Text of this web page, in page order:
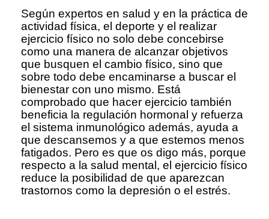
Según expertos en salud y en la práctica de
actividad física, el deporte y el realizar
ejercicio físico no solo debe concebirse
como una manera de alcanzar objetivos
que busquen el cambio físico, sino que
sobre todo debe encaminarse a buscar el
bienestar con uno mismo. Está
comprobado que hacer ejercicio también
beneficia la regulación hormonal y refuerza
el sistema inmunológico además, ayuda a
que descansemos y a que estemos menos
fatigados. Pero es que os digo más, porque
respecto a la salud mental, el ejercicio físico
reduce la posibilidad de que aparezcan
trastornos como la depresión o el estrés.